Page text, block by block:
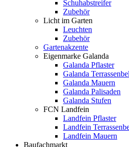
Schuhabstreifer
Zubehör
Licht im Garten
Leuchten
Zubehör
Gartenakzente
Eigenmarke Galanda
Galanda Pflaster
Galanda
Galanda Mauern
Galanda Palisaden
Galanda Stufen
FCN Landfein
Landfein Pflaster
Landfein
Landfein Mauern
Baufachmarkt